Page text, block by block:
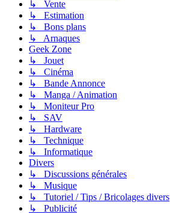
↳ Vente
↳ Estimation
↳ Bons plans
↳ Arnaques
Geek Zone
↳ Jouet
↳ Cinéma
↳ Bande Annonce
↳ Manga / Animation
↳ Moniteur Pro
↳ SAV
↳ Hardware
↳ Technique
↳ Informatique
Divers
↳ Discussions générales
↳ Musique
↳ Tutoriel / Tips / Bricolages divers
↳ Publicité